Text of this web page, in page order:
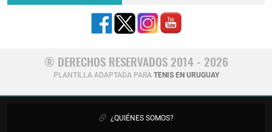
® DERECHOS RESERVADOS 2014 - 2026
PLANTILLA ADAPTADA PARA TENIS EN URUGUAY
¿QUIÉNES SOMOS?